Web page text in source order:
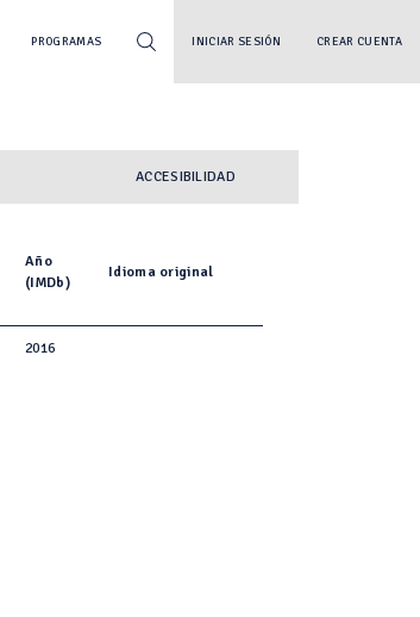
PROGRAMAS INICIAR SESIÓN CREAR CUENTA
ACCESIBILIDAD
Año
(IMDb)
Idioma original
2016